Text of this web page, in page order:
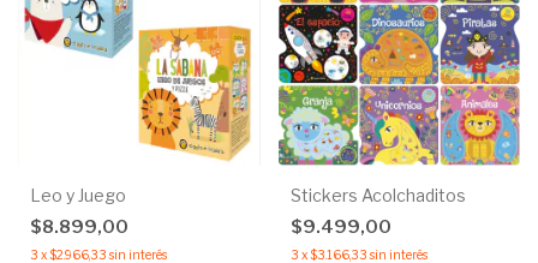
Leo y Juego
$8.899,00
3 x$2.966,33 sin interés
Stickers Acolchaditos
$9.499,00
3 x$3.166,33 sin interés